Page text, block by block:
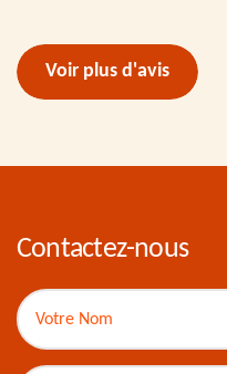
Voir plus d'avis
Contactez-nous